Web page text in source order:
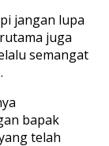
jangan lupa
juga
semangat
bapak
telah